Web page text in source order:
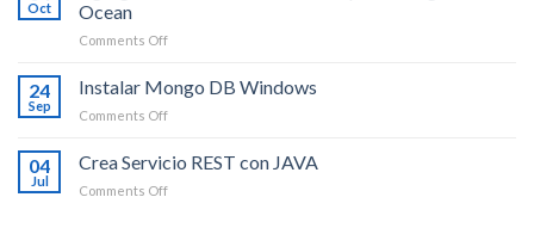
SSD
Windows
Oct
Ocean
Comments Offon
accesos
SSH
a
Droplet
24
Sep
Instalar Mongo DB Windows
Comments Offon
Mongo
DB
Windows
04
Jul
Crea Servicio REST con JAVA
Comments Offon